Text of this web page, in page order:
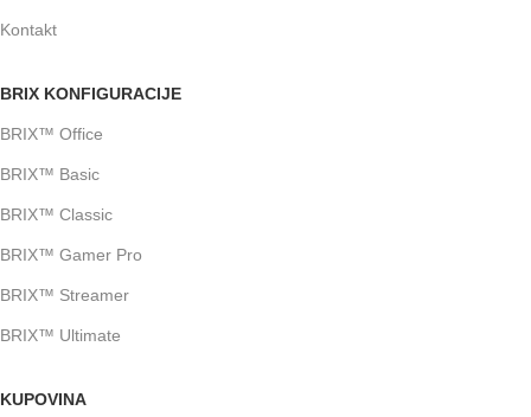
Kontakt
BRIX KONFIGURACIJE
BRIX™ Office
BRIX™ Basic
BRIX™ Classic
BRIX™ Gamer Pro
BRIX™ Streamer
BRIX™ Ultimate
KUPOVINA